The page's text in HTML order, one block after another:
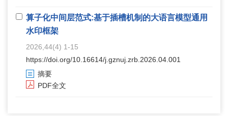
算子化中间层范式:基于插槽机制的大语言模型通用
水印框架
2026,44(4) 1-15
https://doi.org/10.16614/j.gznuj.zrb.2026.04.001
摘要
PDF全文